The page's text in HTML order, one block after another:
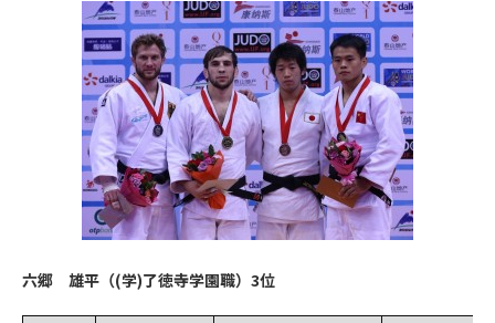
六郷 雄平（(学)了徳寺学園職）3位